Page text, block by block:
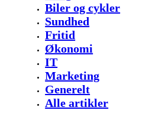
Biler og cykler
Sundhed
Fritid
Økonomi
IT
Marketing
Generelt
Alle artikler